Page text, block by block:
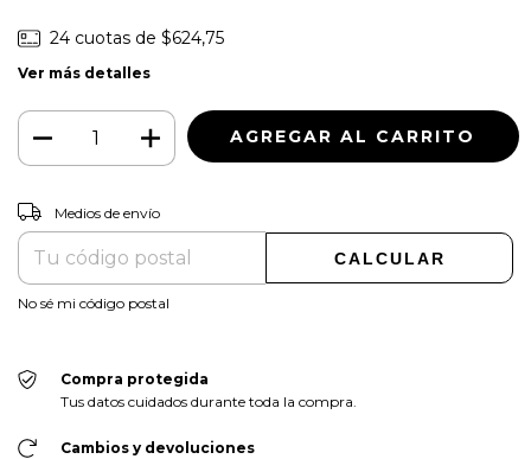
24 cuotas de $624,75
Ver más detalles
Entregas para el CP:
Medios de envío
CALCULAR
No sé mi código postal
Compra protegida
Tus datos cuidados durante toda la compra.
Cambios y devoluciones